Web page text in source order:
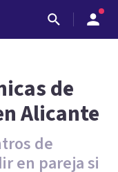
de
Alicante
de
en pareja si